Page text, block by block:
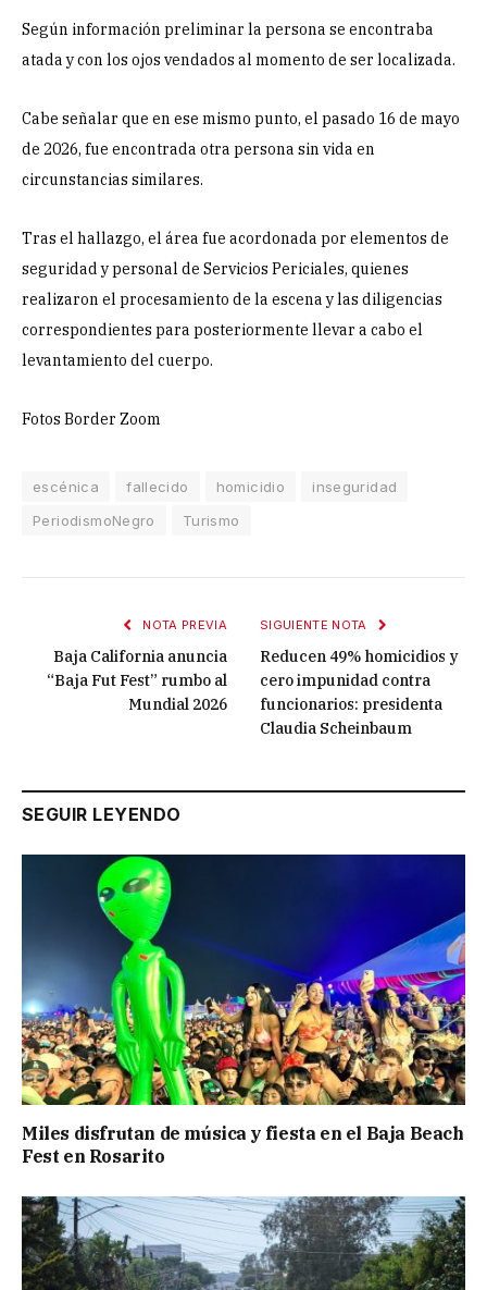
Según información preliminar la persona se encontraba
atada y con los ojos vendados al momento de ser localizada.
Cabe señalar que en ese mismo punto, el pasado 16 de mayo
de 2026, fue encontrada otra persona sin vida en
circunstancias similares.
Tras el hallazgo, el área fue acordonada por elementos de
seguridad y personal de Servicios Periciales, quienes
realizaron el procesamiento de la escena y las diligencias
correspondientes para posteriormente llevar a cabo el
levantamiento del cuerpo.
Fotos Border Zoom
escénica fallecido homicidio
inseguridad
PeriodismoNegro
Turismo
NOTA PREVIA
Baja California anuncia
“Baja Fut Fest” rumbo al
Mundial 2026
SIGUIENTE NOTA
Reducen 49% homicidios y
cero impunidad contra
funcionarios: presidenta
Claudia Scheinbaum
SEGUIR LEYENDO
Miles disfrutan de música y fiesta en el Baja Beach
Fest en Rosarito